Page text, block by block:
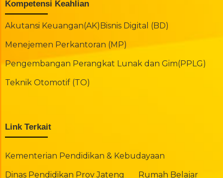
Kompetensi Keahlian
Akutansi Keuangan(AK)Bisnis Digital (BD)
Menejemen Perkantoran (MP)
Pengembangan Perangkat Lunak dan Gim(PPLG)
Teknik Otomotif (TO)
Link Terkait
Kementerian Pendidikan & Kebudayaan
Dinas Pendidikan Prov Jateng
Rumah Belajar